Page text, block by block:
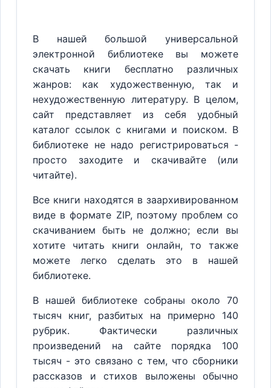
В нашей большой универсальной
электронной библиотеке вы можете
скачать книги бесплатно различных
жанров: как художественную, так и
нехудожественную литературу. В целом,
сайт представляет из себя удобный
каталог ссылок с книгами и поиском. В
библиотеке не надо регистрироваться -
просто заходите и скачивайте (или
читайте).
Все книги находятся в заархивированном
виде в формате ZIP, поэтому проблем со
скачиванием быть не должно; если вы
хотите читать книги онлайн, то также
можете легко сделать это в нашей
библиотеке.
В нашей библиотеке собраны около 70
тысяч книг, разбитых на примерно 140
рубрик. Фактически различных
произведений на сайте порядка 100
тысяч - это связано с тем, что сборники
рассказов и стихов выложены обычно